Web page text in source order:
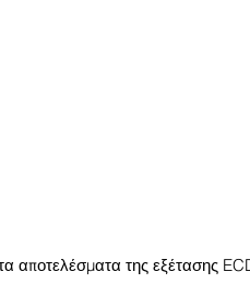
αποτελέσματα της εξέτασης